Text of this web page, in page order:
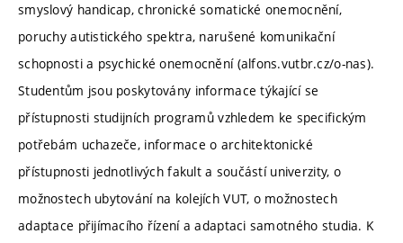
smyslový handicap, chronické somatické onemocnění,
poruchy autistického spektra, narušené komunikační
schopnosti a psychické onemocnění (alfons.vutbr.cz/o-nas).
Studentům jsou poskytovány informace týkající se
přístupnosti studijních programů vzhledem ke specifickým
potřebám uchazeče, informace o architektonické
přístupnosti jednotlivých fakult a součástí univerzity, o
možnostech ubytování na kolejích VUT, o možnostech
adaptace přijímacího řízení a adaptaci samotného studia. K